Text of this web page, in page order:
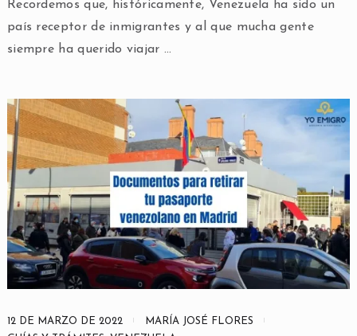
Recordemos que, históricamente, Venezuela ha sido un
país receptor de inmigrantes y al que mucha gente
siempre ha querido viajar …
12 DE MARZO DE 2022
MARÍA JOSÉ FLORES